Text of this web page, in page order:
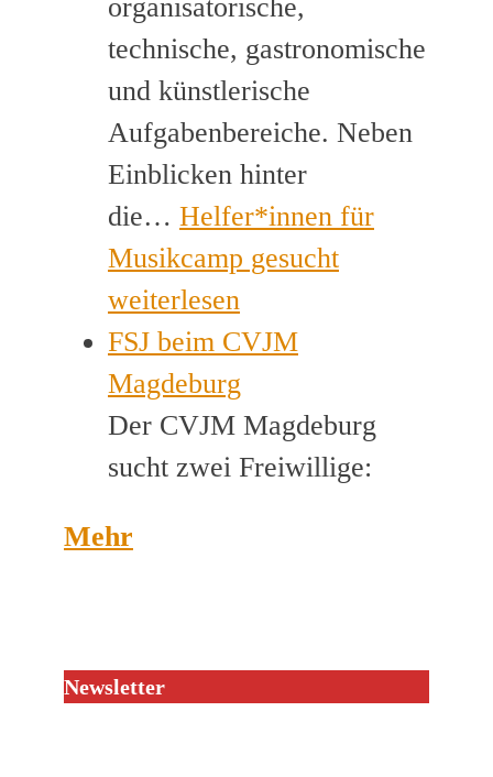
organisatorische,
technische, gastronomische
und künstlerische
Aufgabenbereiche. Neben
Einblicken hinter
die… Helfer*innen für
Musikcamp gesucht
weiterlesen
FSJ beim CVJM
Magdeburg
Der CVJM Magdeburg
sucht zwei Freiwillige:
Mehr
Newsletter